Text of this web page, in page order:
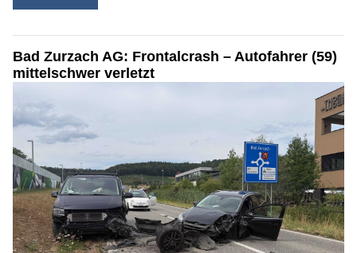
Bad Zurzach AG: Frontalcrash – Autofahrer (59)
mittelschwer verletzt